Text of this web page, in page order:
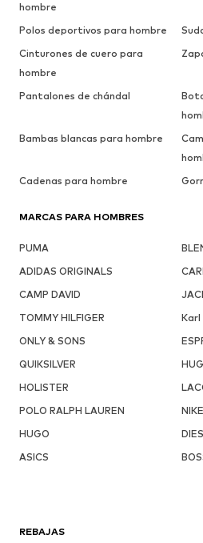
hombre
Polos deportivos para hombre
Cinturones de cuero para
hombre
Pantalones de chándal
Bambas blancas para hombre
Cadenas para hombre
MARCAS PARA HOMBRES
PUMA
ADIDAS ORIGINALS
CAMP DAVID
TOMMY HILFIGER
Karl
ONLY & SONS
QUIKSILVER
HOLISTER
POLO RALPH LAUREN
NIKE
HUGO
ASICS
REBAJAS